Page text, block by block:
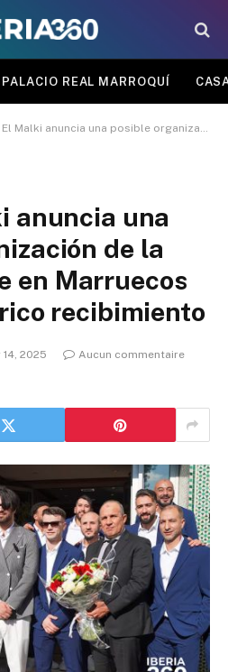
PALACIO REAL MARROQUÍ
anuncia una posible organización de la Kings League en Marruecos tras un histórico recibimiento
anuncia una
de la
en Marruecos
recibimiento
14, 2025
Aucun commentaire